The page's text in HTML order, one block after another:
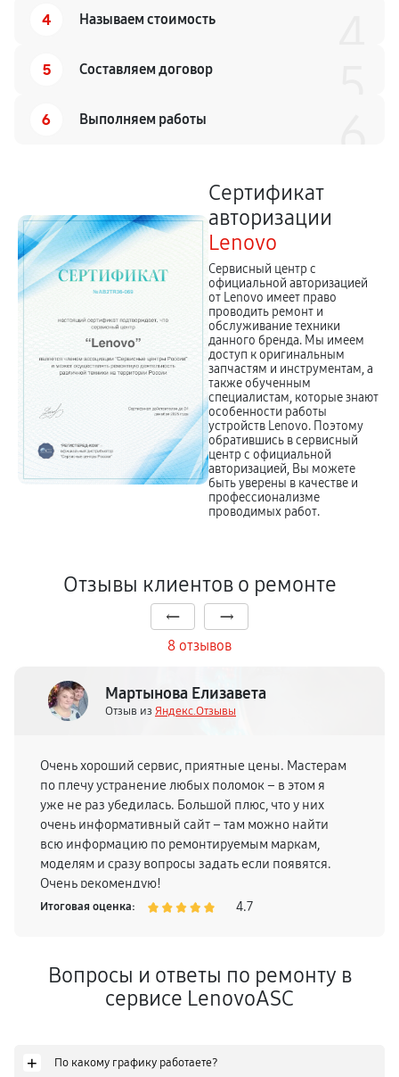
4 Называем стоимость
5 Составляем договор
6 Выполняем работы
Сертификат
авторизации
Lenovo
Сервисный центр с
официальной авторизацией
от Lenovo имеет право
проводить ремонт и
обслуживание техники
данного бренда. Мы имеем
доступ к оригинальным
запчастям и инструментам, а
также обученным
специалистам, которые знают
особенности работы
устройств Lenovo. Поэтому
обратившись в сервисный
центр с официальной
авторизацией, Вы можете
быть уверены в качестве и
профессионализме
проводимых работ.
Отзывы клиентов о ремонте
8 отзывов
Мартынова Елизавета
Отзыв из Яндекс.Отзывы
Очень хороший сервис, приятные цены. Мастерам
по плечу устранение любых поломок – в этом я
уже не раз убедилась. Большой плюс, что у них
очень информативный сайт – там можно найти
всю информацию по ремонтируемым маркам,
моделям и сразу вопросы задать если появятся.
Очень рекомендую!
Итоговая оценка: 4.7
Вопросы и ответы по ремонту в
сервисе LenovoASC
+ По какому графику работаете?